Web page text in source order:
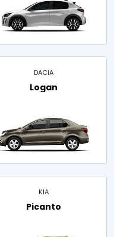
DACIA
Logan
KIA
Picanto